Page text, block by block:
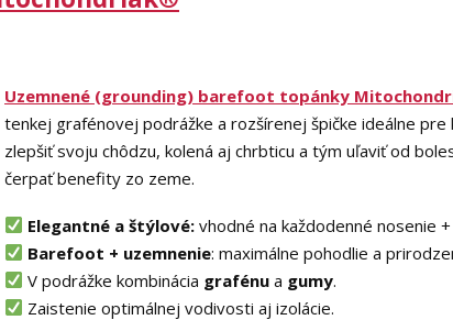
Uzemnené (grounding) barefoot topánky
tenkej grafénovej podrážke a rozšírenej špičke ideálne pre
zlepšiť svoju chôdzu, kolená aj chrbticu a tým uľaviť od
čerpať benefity zo zeme.
Elegantné a štýlové: vhodné na každodenné nosenie
Barefoot + uzemnenie: maximálne pohodlie a
V podrážke kombinácia grafénu a gumy.
Zaistenie optimálnej vodivosti aj izolácie.